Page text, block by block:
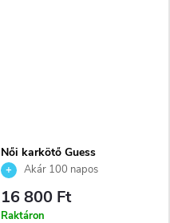
Női karkötő Guess
JUBB05022JWRHS
Akár 100 napos
visszaküldési lehetőség. Hivatalos
márkakereskedő.
16 800 Ft
Raktáron